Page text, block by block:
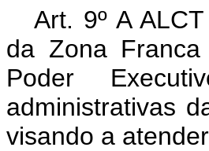
Art. 9º A
da Zona
Poder
administrativas
visando a